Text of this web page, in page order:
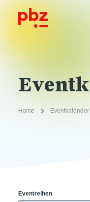
Home Eventkalender
Eventreihen